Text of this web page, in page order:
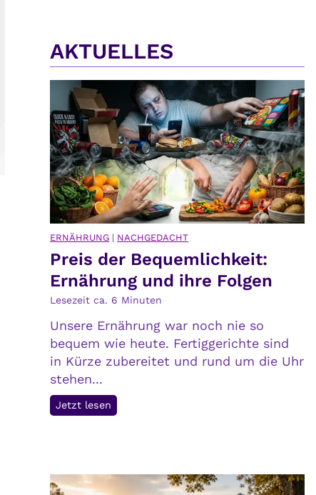
AKTUELLES
ERNÄHRUNG | NACHGEDACHT
Preis der Bequemlichkeit:
Ernährung und ihre Folgen
Lesezeit ca. 6 Minuten
Unsere Ernährung war noch nie so
bequem wie heute. Fertiggerichte sind
in Kürze zubereitet und rund um die Uhr
stehen...
Jetzt lesen
s